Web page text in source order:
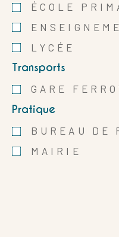
ÉCOLE
LYCÉE
Transports
GARE
Pratique
BUREAU DE
MAIRIE